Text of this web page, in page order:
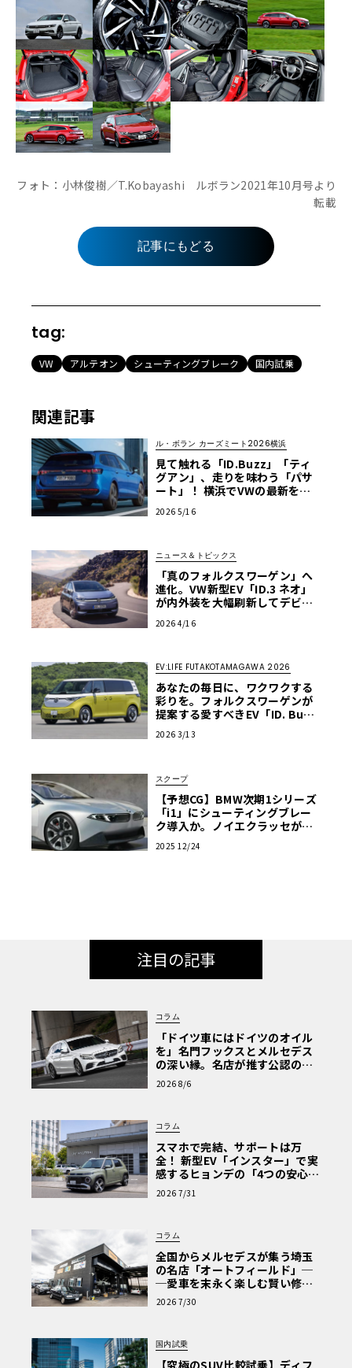
フォト：小林俊樹／T.Kobayashi ルボラン2021年10月号より
転載
記事にもどる
tag:
VW アルテオン シューティングブレーク 国内試乗
関連記事
ル・ボラン カーズミート2026横浜
見て触れる「ID.Buzz」「ティ
グアン」、走りを味わう「パサ
ート」！ 横浜でVWの最新をフ
ト2026横浜】
2026 5/16
ニュース＆トピックス
「真のフォルクスワーゲン」へ
進化。VW新型EV「ID.3 ネオ」
が内外装を大幅刷新してデビュ
2026 4/16
EV:LIFE FUTAKOTAMAGAWA 2026
あなたの毎日に、ワクワクする
彩りを。フォルクスワーゲンが
提案する愛すべきEV「ID. Buz
AWA 2026】
2026 3/13
スクープ
【予想CG】BMW次期1シリーズ
「i1」にシューティングブレー
ク導入か。ノイエクラッセが導
2025 12/24
注目の記事
コラム
「ドイツ車にはドイツのオイル
を」名門フックスとメルセデス
の深い縁。名店が推す公認の安
心と、Cクラスで味わうシルキー
な走り〈PR〉
2026 8/6
コラム
スマホで完結、サポートは万
全！ 新型EV「インスター」で実
感するヒョンデの「4つの安心」
【第1回・ヒョンデ6つの疑問：
Why? Hyundai?】〈PR〉
2026 7/31
コラム
全国からメルセデスが集う埼玉
の名店「オートフィールド」─
─愛車を末永く楽しむ賢い修理
術と、プロがフックス製オイル
を選ぶ理由〈PR〉
2026 7/30
国内試乗